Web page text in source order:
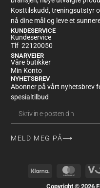
Anna Grønningsæter
Rating: 5/5
God smak og konsistens
Thu Feb 13 2025 15:39:55
Barebells Creamy Crisp 12 x 55g
Anna Grønningsæter
Rating: 5/5
God smak og konsistens
Thu Feb 13 2025 15:39:55
Kosttilskudd, treningsutstyr
nå dine mål og leve et
KUNDESERVICE
Kundeservice
Tlf 22120050
SNARVEIER
Våre butikker
Min Konto
NYHETSBREV
Abonner på vårt nyhetsbrev
spesialtilbud
MELD MEG PÅ⟶
Copyright © 2026